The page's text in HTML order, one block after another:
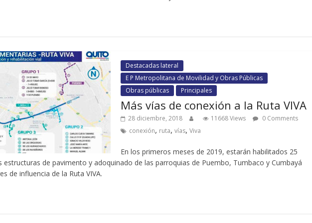
Destacadas lateral
E P Metropolitana de Movilidad y Obras Públicas
Obras públicas
Principales
Más vías de conexión a la Ruta VIVA
28 diciembre, 2018 11668 Views
0 Comments
conexión, ruta, vías, Viva
En los primeros meses de 2019, estarán habilitados 25
estructuras de pavimento y adoquinado de las parroquias de Puembo, Tumbaco y Cumbayá
de influencia de la Ruta VIVA.